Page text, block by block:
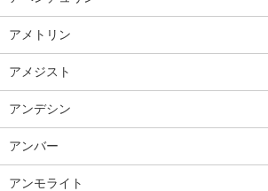
アメトリン
アメジスト
アンデシン
アンバー
アンモライト